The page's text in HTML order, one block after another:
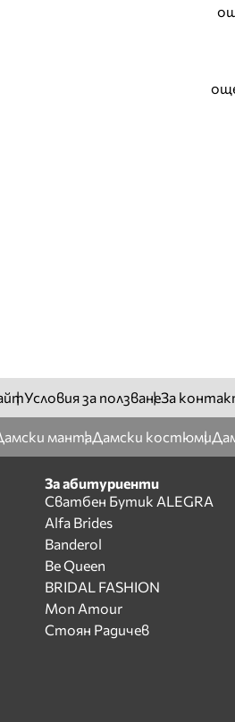
Условия за ползванеЗа
мантаДамски костюми
За абитуриенти
Сватбен Бутик ALEGRA
Alfa Brides
Banderol
Be Queen
BRIDAL FASHION
Mon Amour
Стоян Радичев